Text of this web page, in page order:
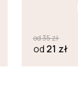
od35zł
od 21 zł